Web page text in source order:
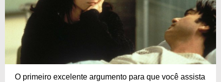
O primeiro excelente argumento para que você assista